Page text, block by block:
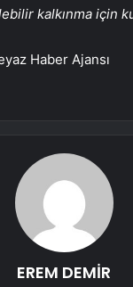
kalkınma için
Haber Ajansı
EREM DEMİR